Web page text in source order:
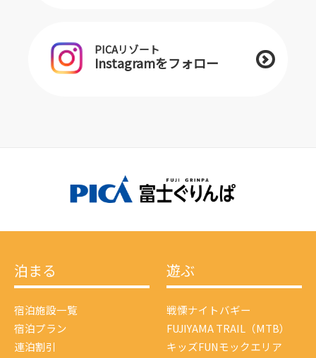
PICAリゾート
Instagramをフォロー
泊まる
宿泊施設一覧
宿泊プラン
連泊割引
遊ぶ
戦慄ナイトバギー
FUJIYAMA TRAIL（MTB）
キッズFUNモックエリア